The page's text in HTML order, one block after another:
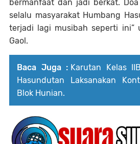
bermanfaat dan jadi berkat.
selalu masyarakat Humbang
terjadi lagi musibah seperti ini”
Gaol.
Baca Juga : Karutan Kelas
Hasundutan Laksanakan
Blok Hunian.